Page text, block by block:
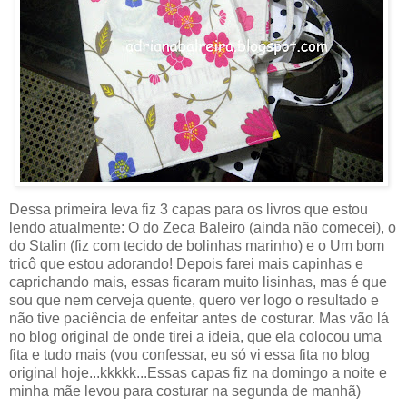
Dessa primeira leva fiz 3 capas para os livros que estou
lendo atualmente: O do Zeca Baleiro (ainda não comecei), o
do Stalin (fiz com tecido de bolinhas marinho) e o Um bom
tricô que estou adorando! Depois farei mais capinhas e
caprichando mais, essas ficaram muito lisinhas, mas é que
sou que nem cerveja quente, quero ver logo o resultado e
não tive paciência de enfeitar antes de costurar. Mas vão lá
no blog original de onde tirei a ideia, que ela colocou uma
fita e tudo mais (vou confessar, eu só vi essa fita no blog
original hoje...kkkkk...Essas capas fiz na domingo a noite e
minha mãe levou para costurar na segunda de manhã)